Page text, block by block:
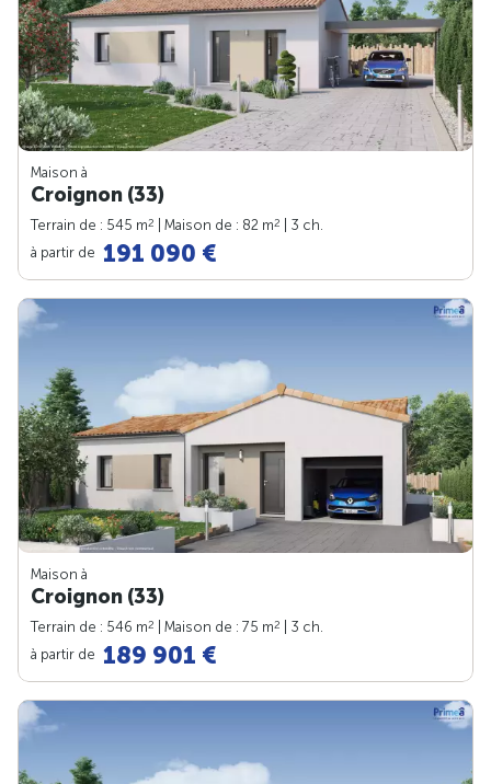
Maison à
Croignon (33)
Terrain de : 545 m2 | Maison de : 82 m2
| 3 ch.
à partir de 191 090 €
Maison à
Croignon (33)
Terrain de : 546 m2 | Maison de : 75 m2
| 3 ch.
à partir de 189 901 €